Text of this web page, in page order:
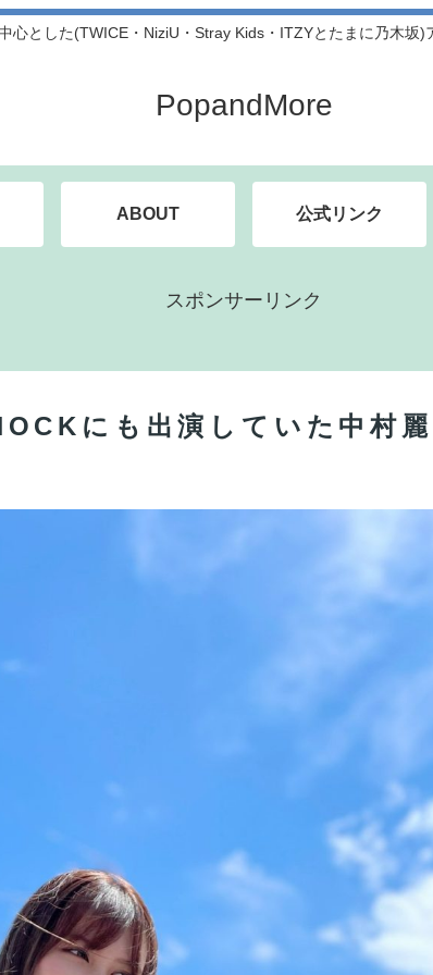
心とした(TWICE・NiziU・Stray Kids・ITZYとたまに乃木坂)
PopandMore
ABOUT 公式リンク
スポンサーリンク
にも出演していた中村麗